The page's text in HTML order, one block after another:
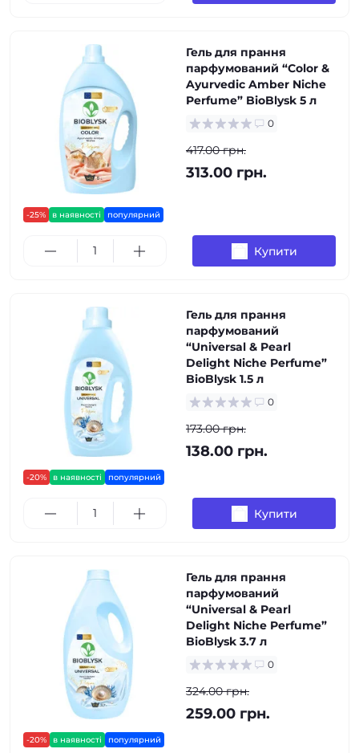
-25% в наявності популярний
Гель для прання
парфумований “Color &
Ayurvedic Amber Niche
Perfume” BioBlysk 5 л
0
417.00 грн.
313.00 грн.
Купити
-20% в наявності популярний
Гель для прання
парфумований
“Universal & Pearl
Delight Niche Perfume”
BioBlysk 1.5 л
0
173.00 грн.
138.00 грн.
Купити
-20% в наявності популярний
Гель для прання
парфумований
“Universal & Pearl
Delight Niche Perfume”
BioBlysk 3.7 л
0
324.00 грн.
259.00 грн.